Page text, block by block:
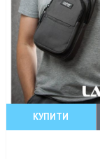
КУПИТИ